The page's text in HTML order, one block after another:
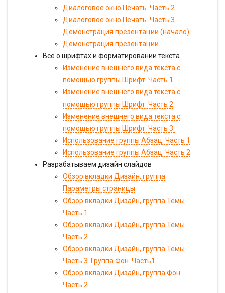
Диалоговое окно Печать. Часть 2
Диалоговое окно Печать. Часть 3.
Демонстрация презентации (начало)
Демонстрация презентации
Всё о шрифтах и форматировании текста
Изменение внешнего вида текста с
помощью группы Шрифт. Часть 1
Изменение внешнего вида текста с
помощью группы Шрифт. Часть 2
Изменение внешнего вида текста с
помощью группы Шрифт. Часть 3.
Использование группы Абзац. Часть 1
Использование группы Абзац. Часть 2
Разрабатываем дизайн слайдов
Обзор вкладки Дизайн, группа
Параметры страницы
Обзор вкладки Дизайн, группа Темы.
Часть 1
Обзор вкладки Дизайн, группа Темы.
Часть 2
Обзор вкладки Дизайн, группа Темы.
Часть 3. Группа Фон. Часть1
Обзор вкладки Дизайн, группа Фон.
Часть 2